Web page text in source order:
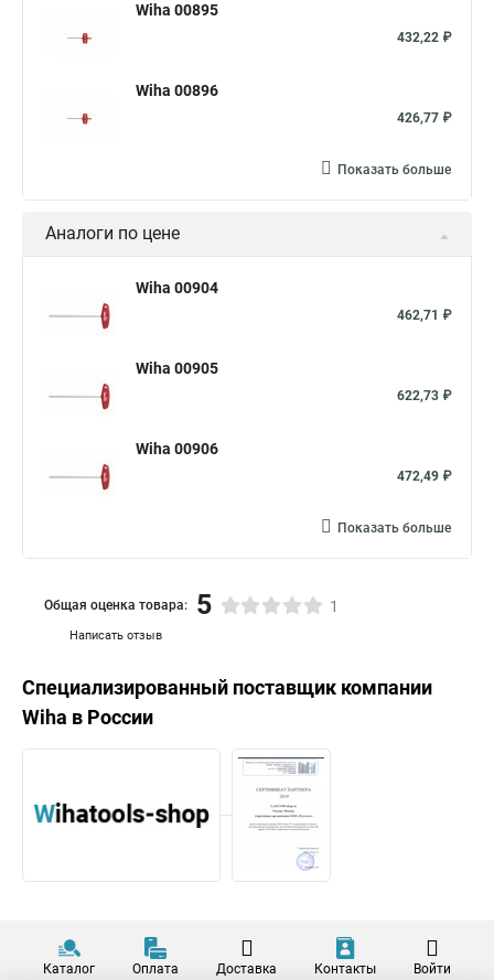
Wiha 00895
432,22 ₽
Wiha 00896
426,77 ₽
Показать больше
Аналоги по цене
Wiha 00904
462,71 ₽
Wiha 00905
622,73 ₽
Wiha 00906
472,49 ₽
Показать больше
Написать отзыв
Общая оценка товара: 5 1
Специализированный поставщик компании
Wiha в России
Каталог Оплата Доставка Контакты Войти